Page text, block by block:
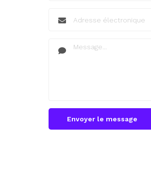
Envoyer le message